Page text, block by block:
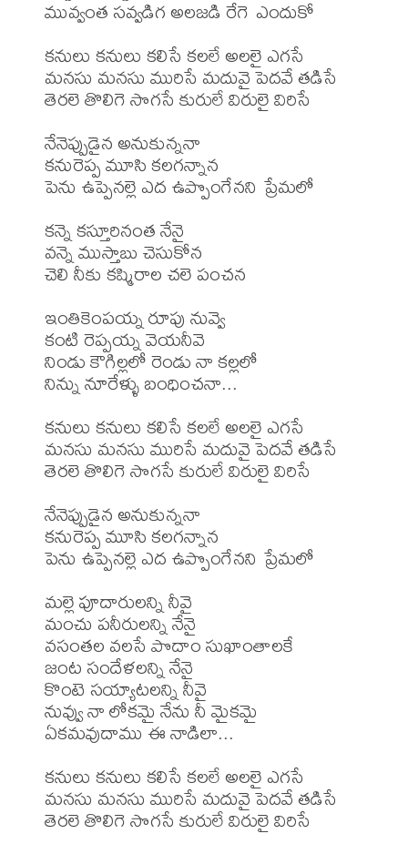
మువ్వంత సవ్వడిగ అలజడి రేగె ఎందుకో
కనులు కనులు కలిసే కలలే అలలై ఎగసే
మనసు మనసు మురిసే మదువై పెదవే తడిసే
తెరలె తొలిగె సొగసే కురులే విరులై విరిసే
నేనెప్పుడైన అనుకున్ననా
కనురెప్ప మూసి కలగన్నాన
పెను ఉప్పెనల్లె ఎద ఉప్పొంగేనని ప్రేమలో
కన్నె కస్తూరినంత నేనై
వన్నె ముస్తాబు చెసుకోన
చెలి నీకు కష్మిరాల చలె పంచన
ఇంతికెంపయ్న రూపు నువ్వె
కంటి రెప్పయ్న వెయనీవె
నిండు కౌగిల్లలో రెండు నా కల్లలో
నిన్ను నూరేళ్ళు బంధించనా...
కనులు కనులు కలిసే కలలే అలలై ఎగసే
మనసు మనసు మురిసే మదువై పెదవే తడిసే
తెరలె తొలిగె సొగసే కురులే విరులై విరిసే
నేనెప్పుడైన అనుకున్ననా
కనురెప్ప మూసి కలగన్నాన
పెను ఉప్పెనల్లె ఎద ఉప్పొంగేనని ప్రేమలో
మల్లె పూదారులన్ని నీవై
మంచు పనీరులన్ని నేనై
వసంతల వలసే పొదాం సుఖాంతాలకే
జంట సందేళలన్ని నేనై
కొంటె సయ్యాటలన్ని నీవై
నువ్వు నా లోకమై నేను నీ మైకమై
ఏకమవుదాము ఈ నాడిలా...
కనులు కనులు కలిసే కలలే అలలై ఎగసే
మనసు మనసు మురిసే మదువై పెదవే తడిసే
తెరలె తొలిగె సొగసే కురులే విరులై విరిసే